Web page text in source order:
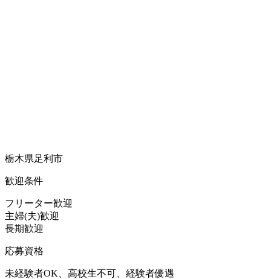
栃木県足利市
歓迎条件
フリーター歓迎
主婦(夫)歓迎
長期歓迎
応募資格
未経験者OK、高校生不可、経験者優遇